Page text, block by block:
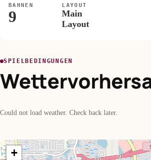
BAHNEN
9
LAYOUT
Main
Layout
SPIELBEDINGUNGEN
Could not load weather. Check back later.
+